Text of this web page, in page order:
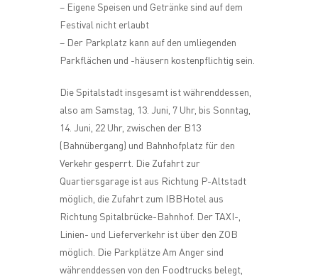
– Eigene Speisen und Getränke sind auf dem
Festival nicht erlaubt
– Der Parkplatz kann auf den umliegenden
Parkflächen und -häusern kostenpflichtig sein.
Die Spitalstadt insgesamt ist währenddessen,
also am Samstag, 13. Juni, 7 Uhr, bis Sonntag,
14. Juni, 22 Uhr, zwischen der B13
(Bahnübergang) und Bahnhofplatz für den
Verkehr gesperrt. Die Zufahrt zur
Quartiersgarage ist aus Richtung P-Altstadt
möglich, die Zufahrt zum IBBHotel aus
Richtung Spitalbrücke-Bahnhof. Der TAXI-,
Linien- und Lieferverkehr ist über den ZOB
möglich. Die Parkplätze Am Anger sind
währenddessen von den Foodtrucks belegt,